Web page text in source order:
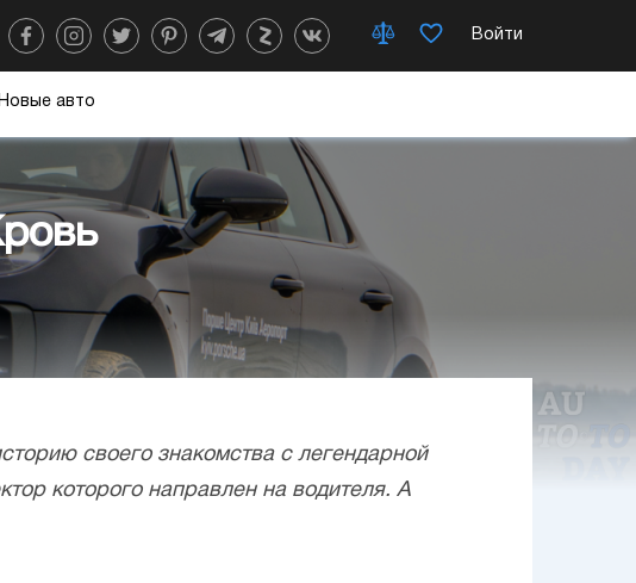
Войти
Новые авто
своего знакомства с легендарной
которого направлен на водителя. А